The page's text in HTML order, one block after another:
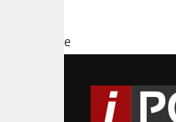
e